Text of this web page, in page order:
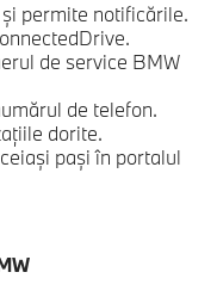
permite notificările.
de service BMW
de telefon.
dorite.
paşi în portalul